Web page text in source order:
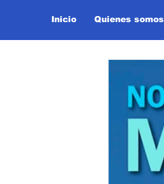
Inicio Quienes somos